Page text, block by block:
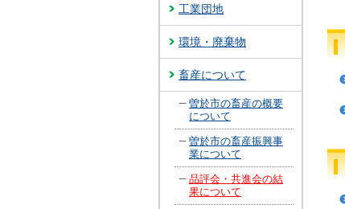
工業団地
環境・廃棄物
畜産について
曽於市の畜産の概要
について
曽於市の畜産振興事
業について
品評会・共進会の結
果について